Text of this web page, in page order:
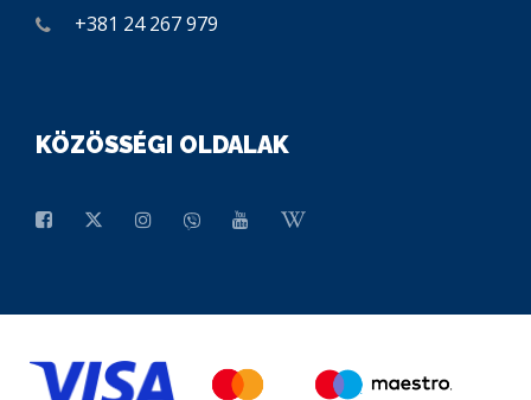
+381 24 267 979
KÖZÖSSÉGI OLDALAK